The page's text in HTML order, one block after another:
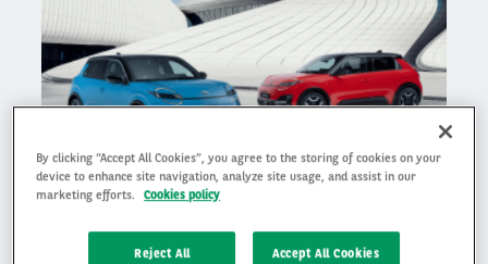
Auto leasen
By clicking “Accept All Cookies”, you agree to the storing of cookies on your
device to enhance site navigation, analyze site usage, and assist in our
marketing efforts.
Cookies policy
Reject All Accept All Cookies